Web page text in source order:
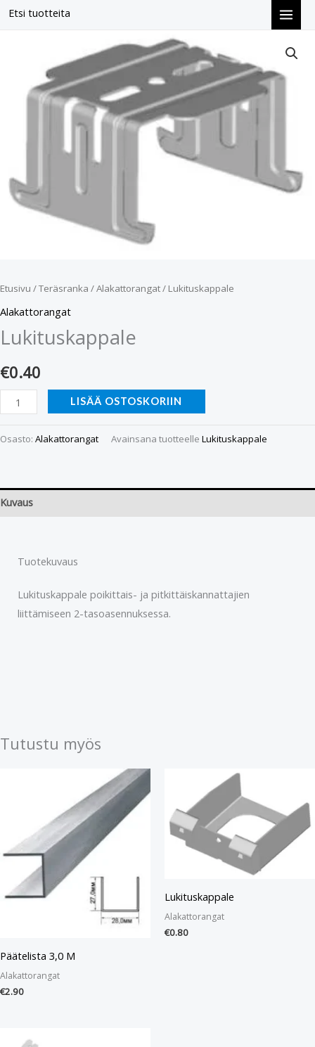
Etsi tuotteita
Siirry
Etusivu /Teräsranka /Alakattorangat/ Lukituskappale
Alakattorangat
Lukituskappale
€0.40
LISÄÄ OSTOSKORIIN
Osasto: Alakattorangat Avainsana tuotteelle Lukituskappale
Kuvaus
Tuotekuvaus
Lukituskappale poikittais- ja pitkittäiskannattajien
liittämiseen 2-tasoasennuksessa.
Tutustu myös
Päätelista 3,0 M
Alakattorangat
€2.90
Lukituskappale
Alakattorangat
€0.80